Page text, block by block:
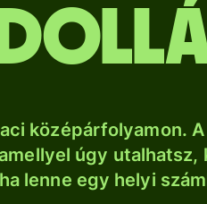
középárfolyamon.
úgy utalhatsz,
lenne egy helyi